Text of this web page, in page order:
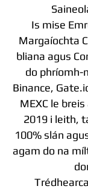
Is mise
Margaíochta
bliana agus
do phríomh-
Binance,
MEXC le
2019 i leith,
100% slán
agam do na